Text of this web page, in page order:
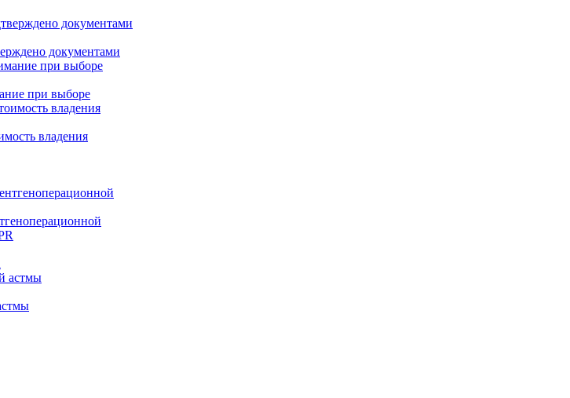
документами
при выборе
владения